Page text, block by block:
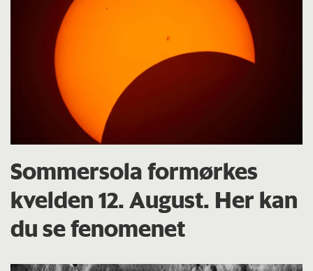
Sommersola formørkes
kvelden 12. August. Her kan
du se fenomenet